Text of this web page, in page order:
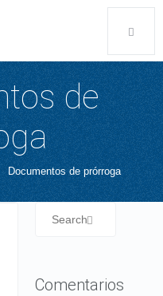
de
Documentos de prórroga
Comentarios